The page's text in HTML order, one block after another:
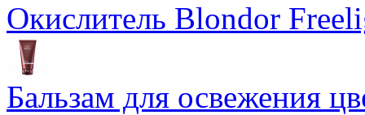
Окислитель Blondor
Бальзам для освежения